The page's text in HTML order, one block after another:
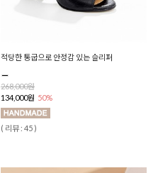
적당한 통굽으로 안정감 있는 슬리퍼
268,000원
134,000원 50%
( 리뷰 : 45 )